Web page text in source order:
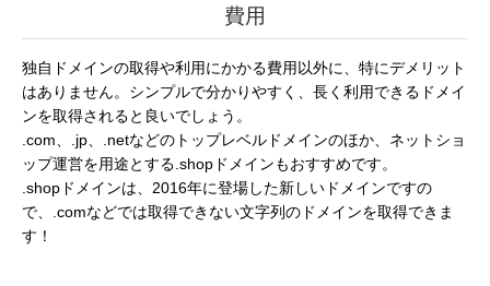
費用
独自ドメインの取得や利用にかかる費用以外に、特にデメリット
はありません。シンプルで分かりやすく、長く利用できるドメイ
ンを取得されると良いでしょう。
.com、.jp、.netなどのトップレベルドメインのほか、ネットショ
ップ運営を用途とする.shopドメインもおすすめです。
.shopドメインは、2016年に登場した新しいドメインですの
で、.comなどでは取得できない文字列のドメインを取得できま
す！